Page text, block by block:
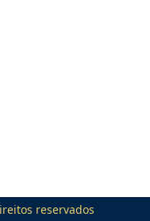
reservados